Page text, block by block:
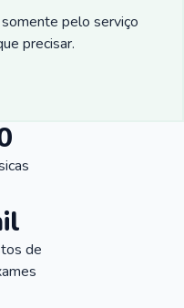
pelo serviço
precisar.
de